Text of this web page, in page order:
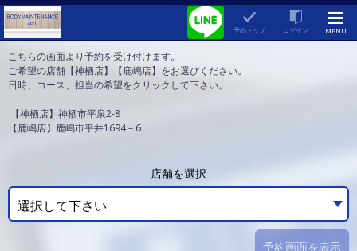
予約トップ ログイン MENU
こちらの画面より予約を受け付けます。
ご希望の店舗【神栖店】【鹿嶋店】をお選びください。
日時、コース、担当の希望をクリックして下さい。
【神栖店】神栖市平泉2-8
【鹿嶋店】鹿嶋市平井1694－6
店舗を選択
選択して下さい
予約画面を表示